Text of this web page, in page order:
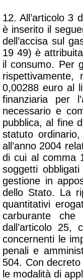
12. All’articolo 3
è inserito il
dell’accisa sul
19 49) è
il consumo. Per
0,00288 euro al
finanziaria per
necessario e
pubblica, al fine
statuto
all’anno 2004
di cui al comma
soggetti
gestione in
dello Stato. La
quantitativi
carburante
dall’articolo 25,
concernenti le
penali e
504. Con
le modalità di